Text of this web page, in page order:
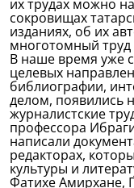
их трудах можно
сокровищах
изданиях, об их
многотомный труд
В наше время уже
целевых
библиографии,
делом, появились
журналистские
профессора
написали
редакторах,
культуры и
Фатихе Амирхане,